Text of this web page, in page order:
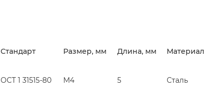
Стандарт Размер, мм Длина, мм Материал
ОСТ 1 31515-80 М4 5 Сталь